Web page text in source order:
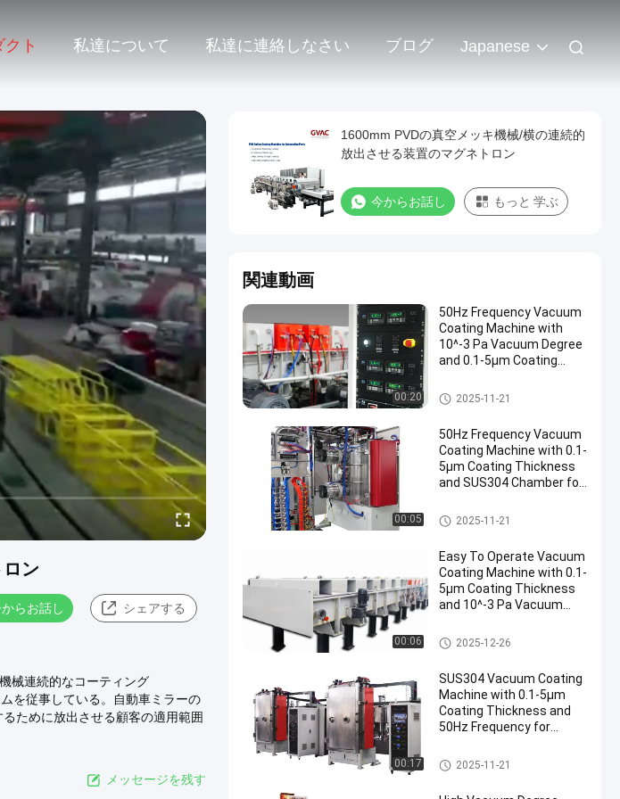
クト 私達について 私達に連絡しなさい ブログ Japanese
ン
らお話し シェアする
械連続的なコーティング
を従事している。自動車ミラーの
ために放出させる顧客の適用範囲
メッセージを残す
1600mm PVDの真空メッキ機械/横の連続的
放出させる装置のマグネトロン
今からお話し もっと 学ぶ
関連動画
00:20
50Hz Frequency Vacuum
Coating Machine with
10^-3 Pa Vacuum Degree
and 0.1-5μm Coating
真空メッキ機械
2025-11-21
00:05
50Hz Frequency Vacuum
Coating Machine with 0.1-
5μm Coating Thickness
and SUS304 Chamber for
真空メッキ機械
2025-11-21
00:06
Easy To Operate Vacuum
Coating Machine with 0.1-
5μm Coating Thickness
and 10^-3 Pa Vacuum
Evaporation Coating
真空メッキ機械
2025-12-26
00:17
SUS304 Vacuum Coating
Machine with 0.1-5μm
Coating Thickness and
50Hz Frequency for
真空メッキ機械
2025-11-21